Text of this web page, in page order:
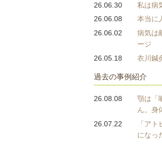
26.06.30
私は病
26.06.08
本当に
26.06.02
病気は
ージ
26.05.18
衣川鍼
過去の事例紹介
26.08.08
顎は「
ん。身
26.07.22
「ア
になっ